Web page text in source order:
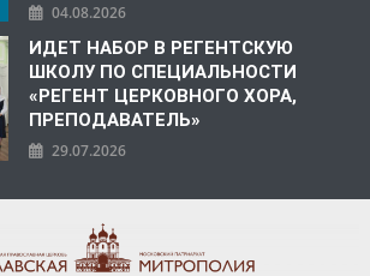
04.08.2026
ИДЕТ НАБОР В РЕГЕНТСКУЮ
ШКОЛУ ПО СПЕЦИАЛЬНОСТИ
«РЕГЕНТ ЦЕРКОВНОГО ХОРА,
ПРЕПОДАВАТЕЛЬ»
29.07.2026